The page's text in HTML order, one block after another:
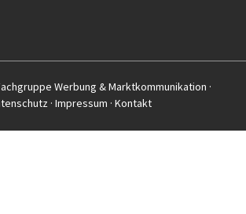
Werbung & Marktkommunikation ·
· Impressum · Kontakt